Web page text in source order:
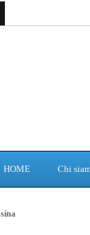
HOME Chi